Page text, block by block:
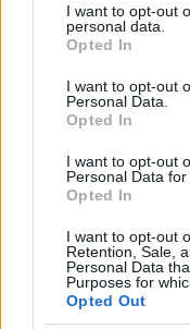
not limited to your
grant or deny
use your data for
consent section.
I want to opt-out
personal data.
Opted In
I want to opt-out
Personal Data.
Opted In
I want to opt-out
Personal Data for
Opted In
I want to opt-out
Retention, Sale,
Personal Data
Purposes for
Opted Out
szinhazhu•2015. március
az Agatha Christie
Lukáts Andor